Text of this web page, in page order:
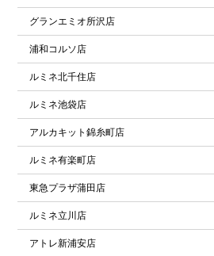
グランエミオ所沢店
浦和コルソ店
ルミネ北千住店
ルミネ池袋店
アルカキット錦糸町店
ルミネ有楽町店
東急プラザ蒲田店
ルミネ立川店
アトレ新浦安店